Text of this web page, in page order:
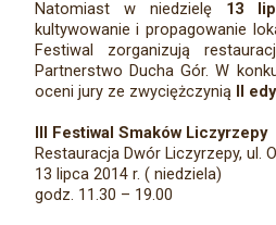
Natomiast w niedzielę 13
kultywowanie i propagowanie
Festiwal zorganizują
Partnerstwo Ducha Gór. W
oceni jury ze zwyciężczynią II
III Festiwal Smaków Liczyrzepy
Restauracja Dwór Liczyrzepy, ul.
13 lipca 2014 r. ( niedziela)
godz. 11.30 – 19.00